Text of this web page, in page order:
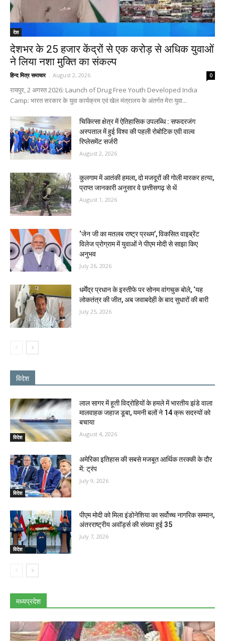
देश
देशभर के 25 हजार केंद्रों से एक करोड़ से अधिक युवाओं
ने लिया नशा मुक्ति का संकल्प
हिन्द मित्र समाचार - August 2, 2026 0
रायपुर, 2 अगस्त 2026: Launch of Drug Free Youth Developed India
Camp: भारत सरकार के युवा कार्यक्रम एवं खेल मंत्रालय के अंतर्गत मेरा युवा...
चिकित्सा क्षेत्र में ऐतिहासिक उपलब्धि : सफदरजंग
अस्पताल में हुई विश्व की पहली रोबोटिक एवी वाल्व
रिप्लेसमेंट सर्जरी
August 2, 2026
कुलगाम में आतंकी हमला, दो मजदूरों की गोली मारकर हत्या,
प्राप्त जानकारी अनुसार वे छत्तीसगढ़ से थें
August 1, 2026
‘जेन जी का मतलब राष्ट्र प्रथम’, विकसित वाइब्रेंट
विलेज प्रोग्राम में युवाओं ने पीएम मोदी से साझा किए
अनुभव
July 26, 2026
धर्मेंद्र प्रधान के इस्तीफे पर सोनम वांगचुक बोले, ‘यह
लोकतंत्र की जीत, अब जवाबदेही के बाद सुधारों की बारी
July 25, 2026
विदेश
विदेश
लाल सागर में हूती विद्रोहियों के हमले में भारतीय झंडे वाला
मालवाहक जहाज डूबा, यमनी बलों ने 14 क्रू सदस्‍यों को
बचाया
August 4, 2026
विदेश
अमेरिका इतिहास की सबसे मजबूत आर्थिक तरक्की के दौर
में: ट्रंप
July 9, 2026
विदेश
पीएम मोदी को मिला इंडोनेशिया का सर्वोच्च नागरिक सम्मान,
अंतरराष्ट्रीय अवॉर्ड्स की संख्या हुई 35
July 7, 2026
मध्यप्रदेश